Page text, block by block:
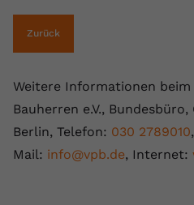
Zurück
Weitere Informationen beim
Bauherren e.V., Bundesbüro,
Berlin, Telefon: 030 2789010
Mail: info@vpb.de, Internet: